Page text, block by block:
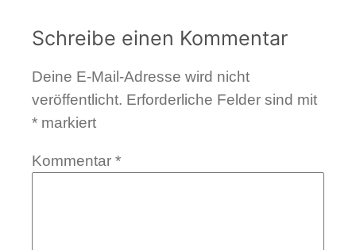
Schreibe einen Kommentar
Deine E-Mail-Adresse wird nicht
veröffentlicht. Erforderliche Felder sind mit
* markiert
Kommentar *